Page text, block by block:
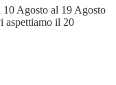
10 Agosto al 19 Agosto
aspettiamo il 20